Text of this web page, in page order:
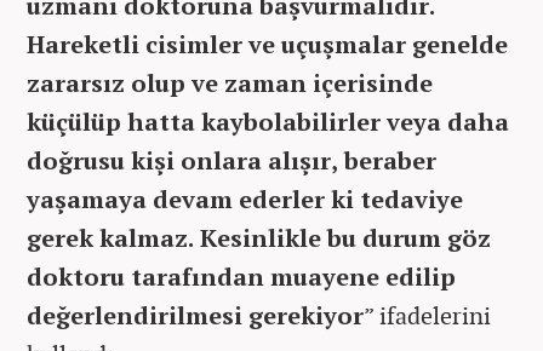
Hareketli cisimler ve uçuşmalar genelde
zararsız olup ve zaman içerisinde
küçülüp hatta kaybolabilirler veya daha
doğrusu kişi onlara alışır, beraber
yaşamaya devam ederler ki tedaviye
gerek kalmaz. Kesinlikle bu durum göz
doktoru tarafından muayene edilip
değerlendirilmesi gerekiyor” ifadelerini